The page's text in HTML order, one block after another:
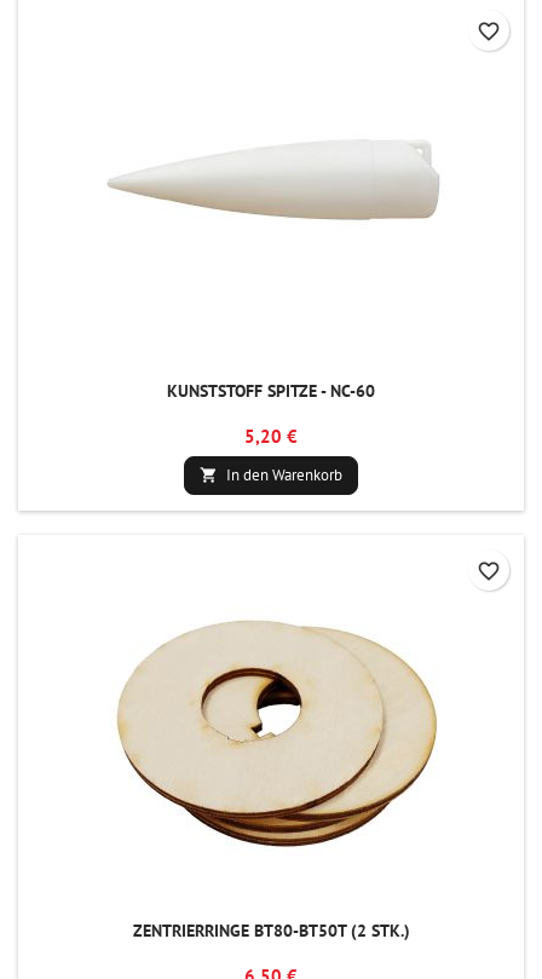
KUNSTSTOFF SPITZE - NC-60
5,20 €
 In den Warenkorb
favorite_border
ZENTRIERRINGE BT80-BT50T (2 STK.)
favorite_border